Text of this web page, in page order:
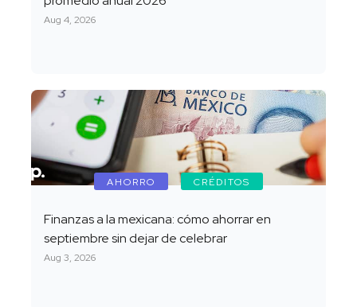
Aug 4, 2026
AHORRO CRÉDITOS
Finanzas a la mexicana: cómo ahorrar en
septiembre sin dejar de celebrar
Aug 3, 2026